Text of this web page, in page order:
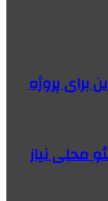
محلی نیاز